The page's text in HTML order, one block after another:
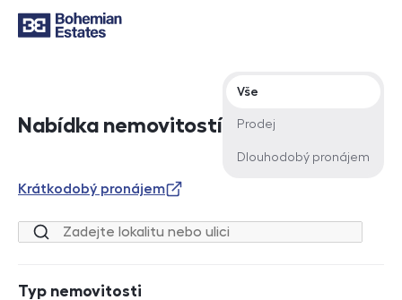
Nabídka nemovitostí
Typ nabídky
Vše
Prodej
Dlouhodobý pronájem
Krátkodobý pronájem
Lokalita nebo ulice
Typ nemovitosti